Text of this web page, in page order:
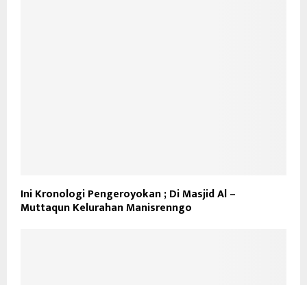
Ini Kronologi Pengeroyokan ; Di Masjid Al –
Muttaqun Kelurahan Manisrenngo